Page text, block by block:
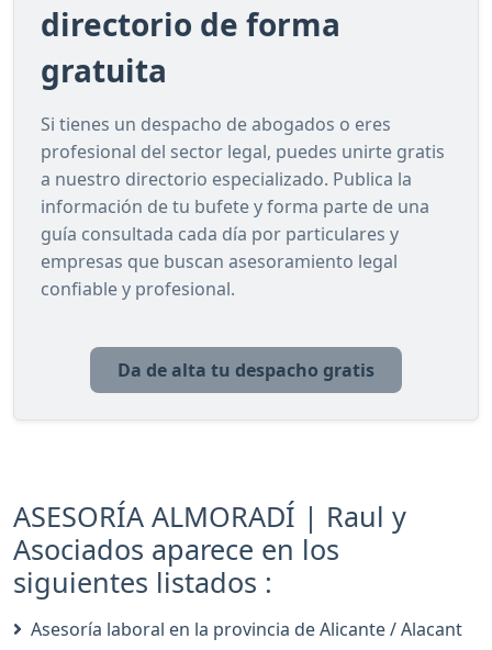
directorio de forma
gratuita
Si tienes un despacho de abogados o eres
profesional del sector legal, puedes unirte gratis
a nuestro directorio especializado. Publica la
información de tu bufete y forma parte de una
guía consultada cada día por particulares y
empresas que buscan asesoramiento legal
confiable y profesional.
Da de alta tu despacho gratis
ASESORÍA ALMORADÍ | Raul y
Asociados aparece en los
siguientes listados :
Asesoría laboral en la provincia de Alicante / Alacant